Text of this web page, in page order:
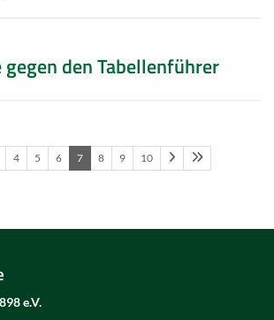
gegen den Tabellenführer
4 5 6 7 8 9 10
e.V.